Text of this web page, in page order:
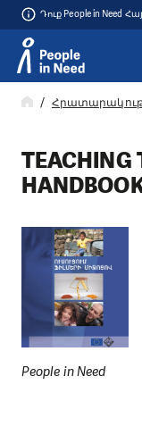
Přeskočit na obsah
Դուք People in Need
TEACHING
People in Need